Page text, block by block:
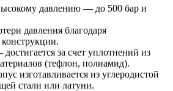
давлению — до 500 бар и
давления благодаря
за счет уплотнений из
(тефлон, полиамид).
изготавливается из углеродистой
стали или латуни.